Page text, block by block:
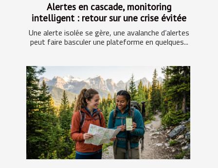
Alertes en cascade, monitoring
intelligent : retour sur une crise évitée
Une alerte isolée se gère, une avalanche d’alertes
peut faire basculer une plateforme en quelques...